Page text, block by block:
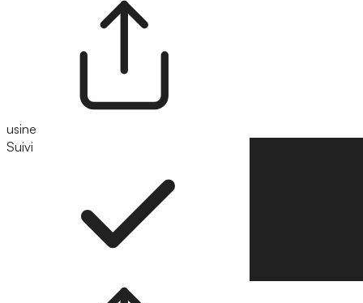
usine
Suivi